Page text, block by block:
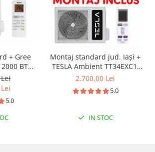
+ Gree
BTU
Clasa
5.0
Montaj standard jud. Iași +
TESLA Ambient TT34EXC1,
12000 BTU, A++/A+, Wi-Fi
2.700,00 Lei
5.0
IN STOC